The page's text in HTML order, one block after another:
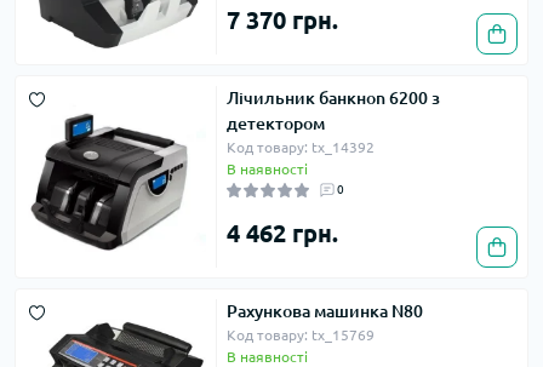
7 370 грн.
Лічильник банкноn 6200 з
детектором
Код товару: tx_14392
В наявності
0
4 462 грн.
Рахункова машинка N80
Код товару: tx_15769
В наявності